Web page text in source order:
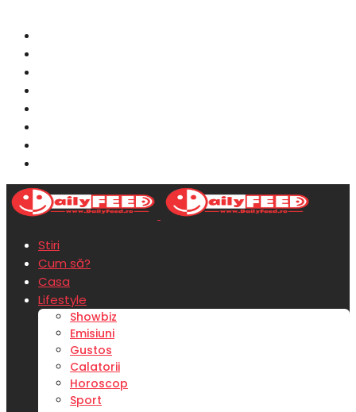
Stiri
Cum să?
Casa
Lifestyle
Showbiz
Emisiuni
Gustos
Calatorii
Horoscop
Sport